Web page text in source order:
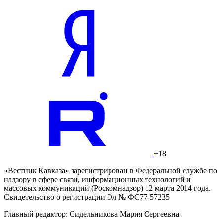
+18
«Вестник Кавказа» зарегистрирован в Федеральной службе по
надзору в сфере связи, информационных технологий и
массовых коммуникаций (Роскомнадзор) 12 марта 2014 года.
Свидетельство о регистрации Эл № ФС77-57235
Главный редактор: Сидельникова Мария Сергеевна